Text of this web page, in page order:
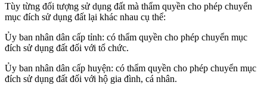
Tùy từng đối tượng sử dụng đất mà thẩm quyền cho phép chuyển
mục đích sử dụng đất lại khác nhau cụ thể:
Ủy ban nhân dân cấp tỉnh: có thẩm quyền cho phép chuyển mục
đích sử dụng đất đối với tổ chức.
Ủy ban nhân dân cấp huyện: có thẩm quyền cho phép chuyển mục
đích sử dụng đất đối với hộ gia đình, cá nhân.